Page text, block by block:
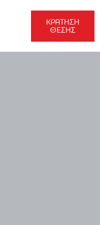
ΚΡΑΤΗΣΗ
ΘΕΣΗΣ